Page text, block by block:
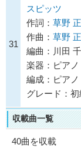
31
スピッツ
作詞： 草野
作曲： 草野
編曲：川田
楽器：ピアノ
編成：ピアノ
グレード：初
収載曲一覧
40曲を収載